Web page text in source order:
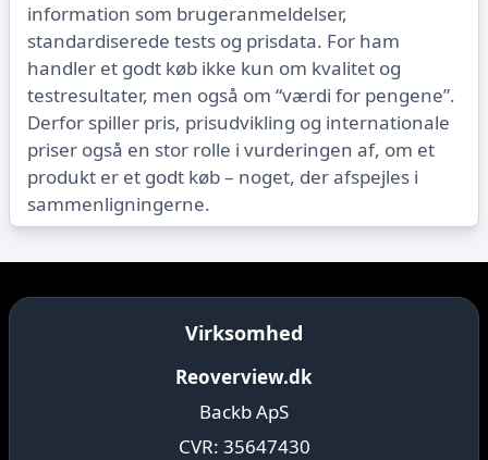
information som brugeranmeldelser,
standardiserede tests og prisdata. For ham
handler et godt køb ikke kun om kvalitet og
testresultater, men også om “værdi for pengene”.
Derfor spiller pris, prisudvikling og internationale
priser også en stor rolle i vurderingen af, om et
produkt er et godt køb – noget, der afspejles i
sammenligningerne.
Virksomhed
Reoverview.dk
Backb ApS
CVR: 35647430